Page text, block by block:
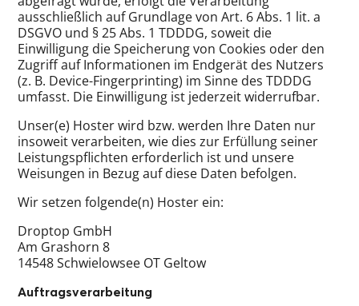
ausschließlich auf Grundlage von Art. 6 Abs. 1 lit. a
DSGVO und § 25 Abs. 1 TDDDG, soweit die
Einwilligung die Speicherung von Cookies oder den
Zugriff auf Informationen im Endgerät des Nutzers
(z. B. Device-Fingerprinting) im Sinne des TDDDG
umfasst. Die Einwilligung ist jederzeit widerrufbar.
Unser(e) Hoster wird bzw. werden Ihre Daten nur
insoweit verarbeiten, wie dies zur Erfüllung seiner
Leistungspflichten erforderlich ist und unsere
Weisungen in Bezug auf diese Daten befolgen.
Wir setzen folgende(n) Hoster ein:
Droptop GmbH
Am Grashorn 8
14548 Schwielowsee OT Geltow
Auftragsverarbeitung